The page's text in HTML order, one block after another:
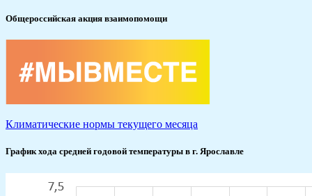
Общероссийская акция взаимопомощи
Климатические нормы текущего месяца
График хода средней годовой температуры в г. Ярославле